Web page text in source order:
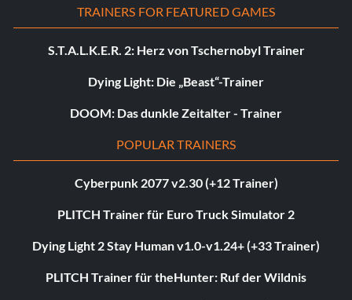
TRAINERS FOR FEATURED GAMES
S.T.A.L.K.E.R. 2: Herz von Tschernobyl Trainer
Dying Light: Die „Beast“-Trainer
DOOM: Das dunkle Zeitalter - Trainer
POPULAR TRAINERS
Cyberpunk 2077 v2.30 (+12 Trainer)
PLITCH Trainer für Euro Truck Simulator 2
Dying Light 2 Stay Human v1.0-v1.24+ (+33 Trainer)
PLITCH Trainer für theHunter: Ruf der Wildnis